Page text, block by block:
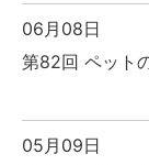
06月08日
第82回 ペット
05月09日